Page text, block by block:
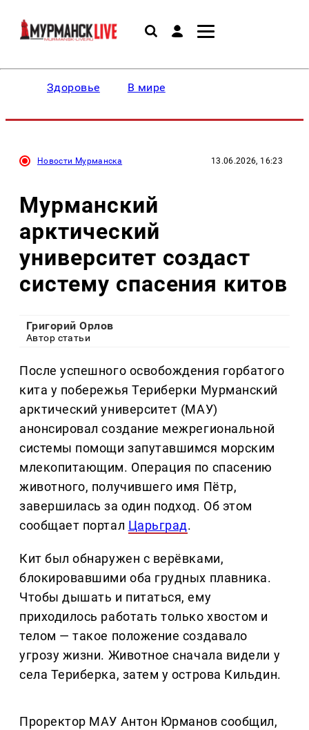
Здоровье В мире
Новости Мурманска 13.06.2026, 16:23
Мурманский
арктический
университет создаст
систему спасения китов
Григорий Орлов
Автор статьи
После успешного освобождения горбатого
кита у побережья Териберки Мурманский
арктический университет (МАУ)
анонсировал создание межрегиональной
системы помощи запутавшимся морским
млекопитающим. Операция по спасению
животного, получившего имя Пётр,
завершилась за один подход. Об этом
сообщает портал Царьград.
Кит был обнаружен с верёвками,
блокировавшими оба грудных плавника.
Чтобы дышать и питаться, ему
приходилось работать только хвостом и
телом — такое положение создавало
угрозу жизни. Животное сначала видели у
села Териберка, затем у острова Кильдин.
Проректор МАУ Антон Юрманов сообщил,